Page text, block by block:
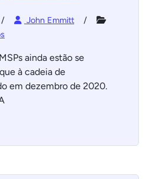
John Emmitt
ainda estão se
à cadeia de
em dezembro de 2020.